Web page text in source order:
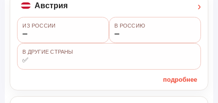
Австрия ›
ИЗ РОССИИ
➖
В РОССИЮ
➖
В ДРУГИЕ СТРАНЫ
✅
подробнее